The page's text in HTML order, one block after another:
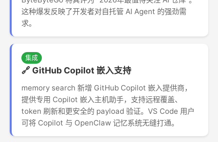
这种爆发反映了开发者对自托管 AI Agent 的强劲需
求。
集成
🔗 GitHub Copilot 嵌入支持
memory search 新增 GitHub Copilot 嵌入提供商，
提供专用 Copilot 嵌入主机助手，支持远程覆盖、
token 刷新和更安全的 payload 验证。VS Code 用户
可将 Copilot 与 OpenClaw 记忆系统无缝打通。